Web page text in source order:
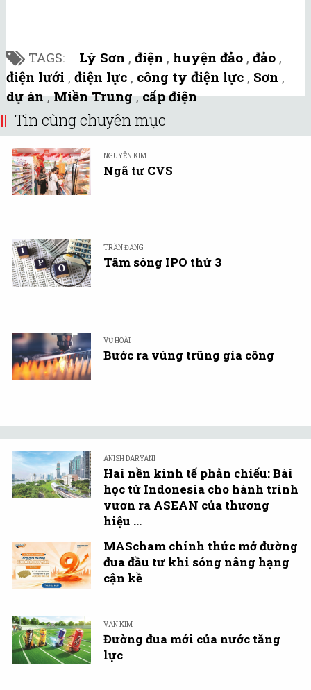
TAGS: Lý Sơn , điện , huyện đảo , đảo ,
điện lưới , điện lực , công ty điện lực , Sơn ,
dự án,Miền Trung,cấp điện
Tin cùng chuyên mục
NGUYỄN KIM
Ngã tư CVS
TRẦN ĐĂNG
Tâm sóng IPO thứ 3
VŨ HOÀI
Bước ra vùng trũng gia công
ANISH DARYANI
Hai nền kinh tế phản chiếu: Bài
học từ Indonesia cho hành trình
vươn ra ASEAN của thương
hiệu ...
MAScham chính thức mở đường
đua đầu tư khi sóng nâng hạng
cận kề
VĂN KIM
Đường đua mới của nước tăng
lực